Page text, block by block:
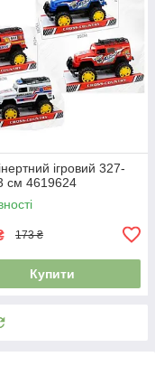
ігровий 327-
см 4619624
173 ₴
Купити